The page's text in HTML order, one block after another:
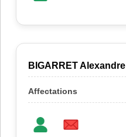
BIGARRET Alexandre